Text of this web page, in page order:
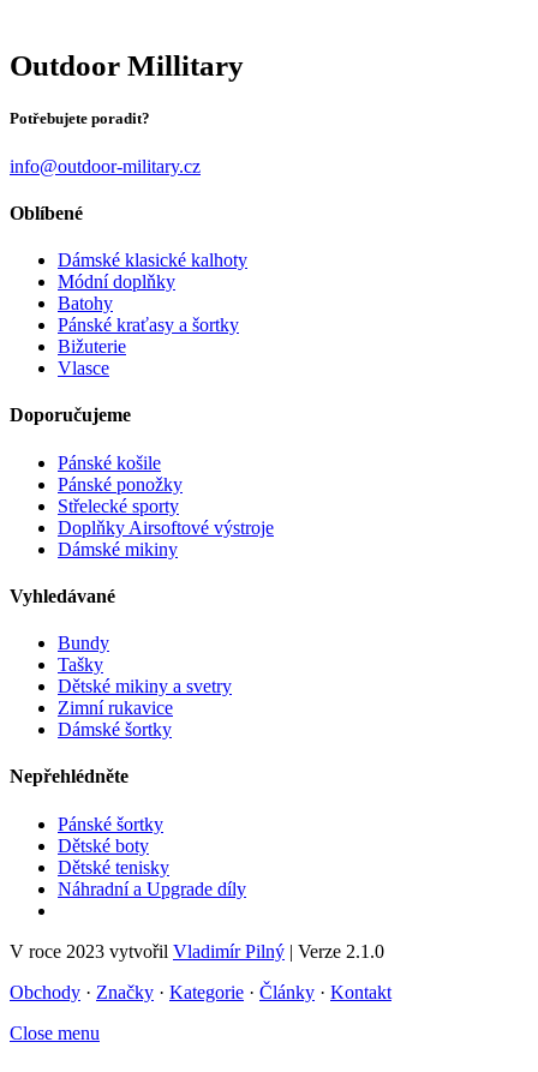
Outdoor Millitary
Potřebujete poradit?
info@outdoor-military.cz
Oblíbené
Dámské klasické kalhoty
Módní doplňky
Batohy
Pánské kraťasy a šortky
Bižuterie
Vlasce
Doporučujeme
Pánské košile
Pánské ponožky
Střelecké sporty
Doplňky Airsoftové výstroje
Dámské mikiny
Vyhledávané
Bundy
Tašky
Dětské mikiny a svetry
Zimní rukavice
Dámské šortky
Nepřehlédněte
Pánské šortky
Dětské boty
Dětské tenisky
Náhradní a Upgrade díly
V roce 2023 vytvořil Vladimír Pilný | Verze 2.1.0
Obchody · Značky · Kategorie · Články · Kontakt
Close menu